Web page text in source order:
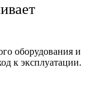
оборудования и
к эксплуатации.